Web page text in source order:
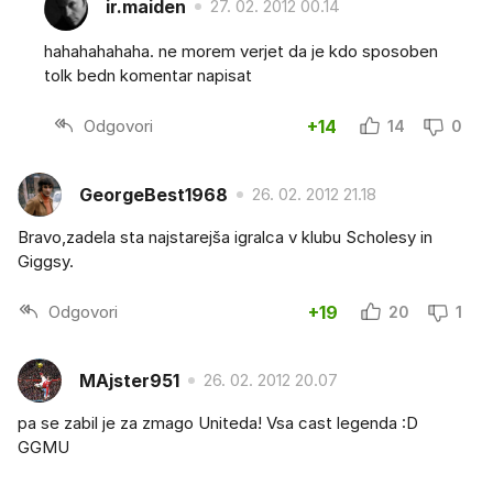
ir.maiden 27. 02. 2012 00.14
hahahahahaha. ne morem verjet da je kdo sposoben
tolk bedn komentar napisat
Odgovori +14 14 0
GeorgeBest1968 26. 02. 2012 21.18
Bravo,zadela sta najstarejša igralca v klubu Scholesy in
Giggsy.
Odgovori +19 20 1
MAjster951 26. 02. 2012 20.07
pa se zabil je za zmago Uniteda! Vsa cast legenda :D
GGMU